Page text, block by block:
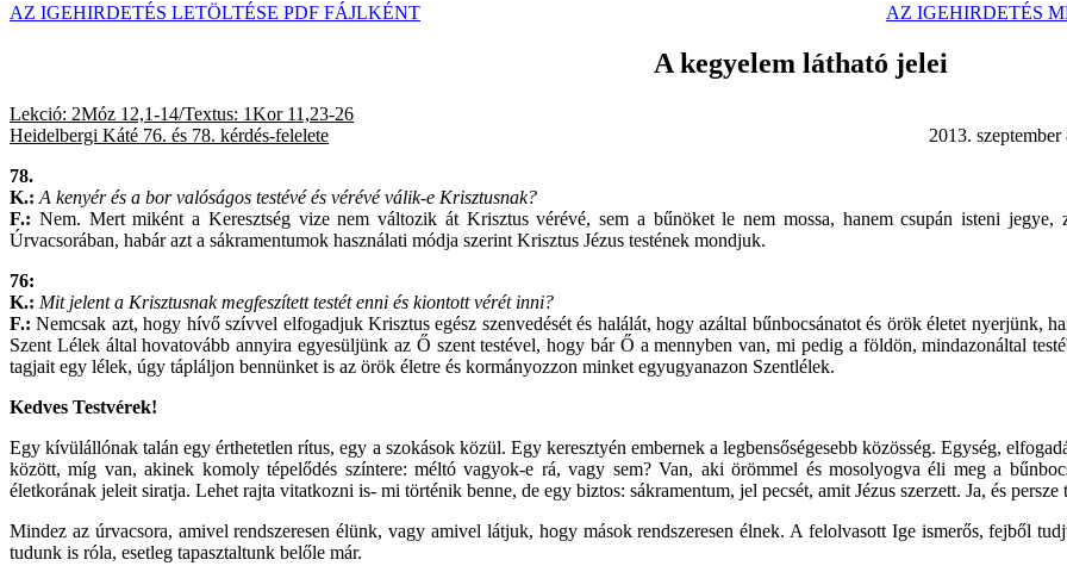
AZ IGEHIRDETÉS LETÖLTÉSE PDF FÁJLKÉNT
AZ IGEHIRDETÉS
A kegyelem látható jelei
Lekció: 2Móz 12,1-14/Textus: 1Kor 11,23-26
Heidelbergi Káté 76. és 78. kérdés-felelete 2013. szeptember
78.
K.: A kenyér és a bor valóságos testévé és vérévé válik-e Krisztusnak?
F.: Nem. Mert miként a Keresztség vize nem változik át Krisztus vérévé, sem a bűnöket le nem mossa, hanem csupán isteni
Úrvacsorában, habár azt a sákramentumok használati módja szerint Krisztus Jézus testének mondjuk.
76:
K.: Mit jelent a Krisztusnak megfeszített testét enni és kiontott vérét inni?
F.: Nemcsak azt, hogy hívő szívvel elfogadjuk Krisztus egész szenvedését és halálát, hogy azáltal bűnbocsánatot és örök életet nyerjünk,
Szent Lélek által hovatovább annyira egyesüljünk az Ő szent testével, hogy bár Ő a mennyben van, mi pedig a földön, mindazonáltal
tagjait egy lélek, úgy tápláljon bennünket is az örök életre és kormányozzon minket egyugyanazon Szentlélek.
Kedves Testvérek!
Egy kívülállónak talán egy érthetetlen rítus, egy a szokások közül. Egy keresztyén embernek a legbensőségesebb közösség. Egység,
között, míg van, akinek komoly tépelődés színtere: méltó vagyok-e rá, vagy sem? Van, aki örömmel és mosolyogva éli meg a
életkorának jeleit siratja. Lehet rajta vitatkozni is- mi történik benne, de egy biztos: sákramentum, jel pecsét, amit Jézus szerzett. Ja, és
Mindez az úrvacsora, amivel rendszeresen élünk, vagy amivel látjuk, hogy mások rendszeresen élnek. A felolvasott Ige ismerős, fejből
tudunk is róla, esetleg tapasztaltunk belőle már.